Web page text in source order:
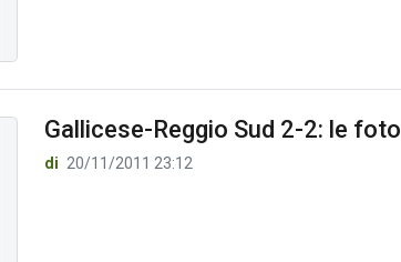
Gallicese-Reggio Sud 2-2: le foto
di 20/11/2011 23:12